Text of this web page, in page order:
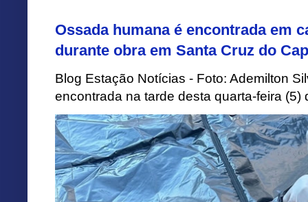
Ossada humana é encontrada em
durante obra em Santa Cruz do
Blog Estação Notícias - Foto: Ademilton
encontrada na tarde desta quarta-feira (5)